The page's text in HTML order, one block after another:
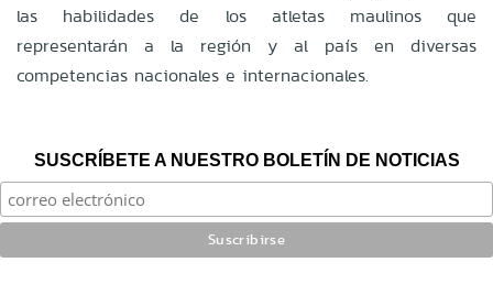
las habilidades de los atletas maulinos que
representarán a la región y al país en diversas
competencias nacionales e internacionales.
SUSCRÍBETE A NUESTRO BOLETÍN DE NOTICIAS